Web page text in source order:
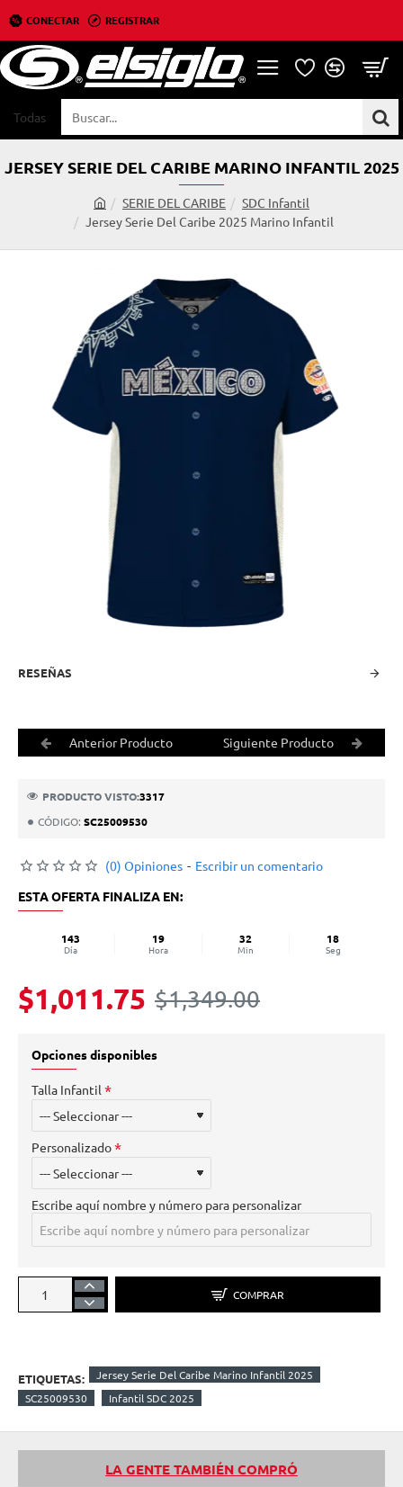
CONECTAR REGISTRAR
Todas
Buscar...
JERSEY SERIE DEL CARIBE MARINO INFANTIL 2025
h
m
SERIE DEL CARIBE
SDC Infantil
Jersey Serie Del Caribe 2025 Marino Infantil
RESEÑAS
Anterior Producto Siguiente Producto
CÓDIGO: SC25009530
PRODUCTO VISTO:3317
(0) Opiniones - Escribir un comentario
ESTA OFERTA FINALIZA EN:
143
Día
19
Hora
32
Min
18
Seg
$1,011.75 $1,349.00
Opciones disponibles
Talla Infantil
Personalizado
Escribe aquí nombre y número para personalizar
COMPRAR
ETIQUETAS:
Jersey Serie Del Caribe Marino Infantil 2025
SC25009530
Infantil SDC 2025
LA GENTE TAMBIÉN COMPRÓ